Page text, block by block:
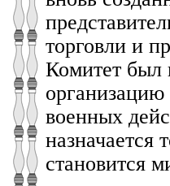
торговли и
Комитет был
военных
назначается
становится